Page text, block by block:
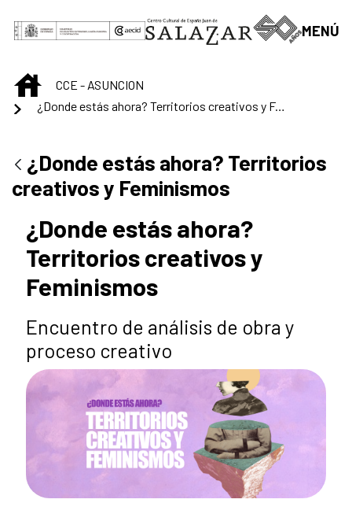
Saltar al contenido principal
MENÚ
INICIOCCE - ASUNCION
¿Donde estás ahora? Territorios creativos y Feminismos
¿Donde estás ahora? Territorios
creativos y Feminismos
¿Donde estás ahora?
Territorios creativos y
Feminismos
Encuentro de análisis de obra y
proceso creativo